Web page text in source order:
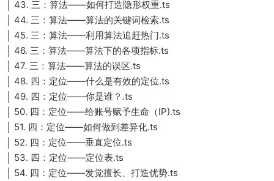
│ 43. 三：算法——如何打造隐形权重.ts
│ 44. 三：算法——算法的关键词检索.ts
│ 45. 三：算法——利用算法追赶热门.ts
│ 46. 三：算法——算法下的各项指标.ts
│ 47. 三：算法——算法的误区.ts
│ 48. 四：定位——什么是有效的定位.ts
│ 49. 四：定位——你是谁？.ts
│ 50. 四：定位——给账号赋予生命（IP).ts
│ 51. 四：定位——如何做到差异化.ts
│ 52. 四：定位——垂直定位.ts
│ 53. 四：定位——定位表.ts
│ 54. 四：定位——发觉擅长、打造优势.ts